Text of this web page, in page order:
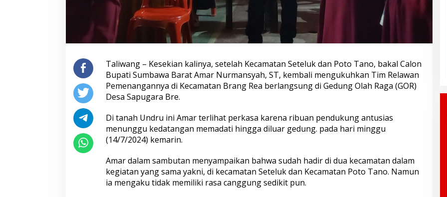
Taliwang – Kesekian kalinya, setelah Kecamatan Seteluk dan Poto Tano, bakal Calon
Bupati Sumbawa Barat Amar Nurmansyah, ST, kembali mengukuhkan Tim Relawan
Pemenangannya di Kecamatan Brang Rea berlangsung di Gedung Olah Raga (GOR)
Desa Sapugara Bre.
Di tanah Undru ini Amar terlihat perkasa karena ribuan pendukung antusias
menunggu kedatangan memadati hingga diluar gedung. pada hari minggu
(14/7/2024) kemarin.
Amar dalam sambutan menyampaikan bahwa sudah hadir di dua kecamatan dalam
kegiatan yang sama yakni, di kecamatan Seteluk dan Kecamatan Poto Tano. Namun
ia mengaku tidak memiliki rasa canggung sedikit pun.